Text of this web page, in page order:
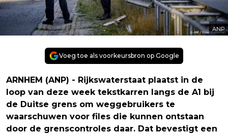
ANP
Voeg toe als voorkeursbron op Google
ARNHEM (ANP) - Rijkswaterstaat plaatst in de
loop van deze week tekstkarren langs de A1 bij
de Duitse grens om weggebruikers te
waarschuwen voor files die kunnen ontstaan
door de grenscontroles daar. Dat bevestigt een